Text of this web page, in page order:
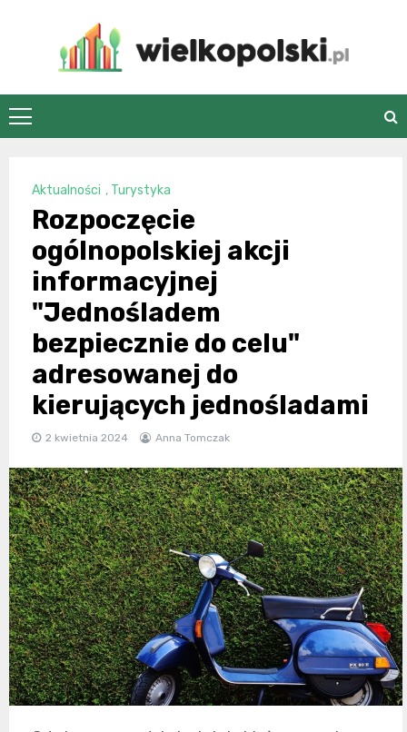
wielkopolski.pl
Aktualności , Turystyka
Rozpoczęcie
ogólnopolskiej akcji
informacyjnej
"Jednośladem
bezpiecznie do celu"
adresowanej do
kierujących jednośladami
2 kwietnia 2024 Anna Tomczak